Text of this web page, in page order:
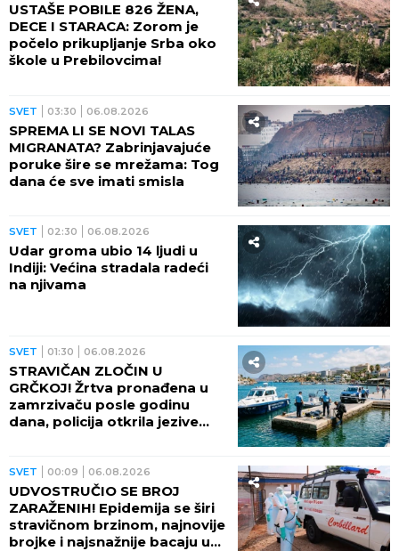
USTAŠE POBILE 826 ŽENA,
DECE I STARACA: Zorom je
počelo prikupljanje Srba oko
škole u Prebilovcima!
SVET 03:30 06.08.2026
SPREMA LI SE NOVI TALAS
MIGRANATA? Zabrinjavajuće
poruke šire se mrežama: Tog
dana će sve imati smisla
SVET 02:30 06.08.2026
Udar groma ubio 14 ljudi u
Indiji: Većina stradala radeći
na njivama
SVET 01:30 06.08.2026
STRAVIČAN ZLOČIN U
GRČKOJ! Žrtva pronađena u
zamrzivaču posle godinu
dana, policija otkrila jezive
SVET 00:09 06.08.2026
UDVOSTRUČIO SE BROJ
ZARAŽENIH! Epidemija se širi
stravičnom brzinom, najnovije
brojke i najsnažnije bacaju u